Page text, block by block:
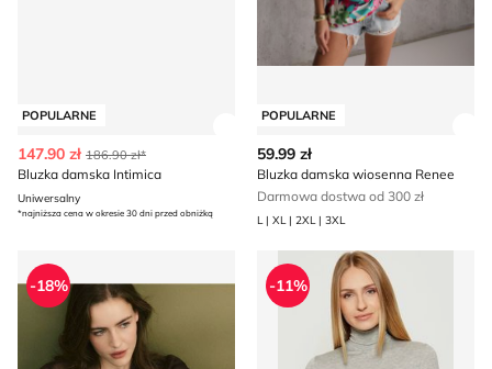
POPULARNE
147.90 zł 186.90 zł*
Bluzka damska Intimica
Uniwersalny
*najniższa cena w okresie 30 dni przed obniżką
POPULARNE
59.99 zł
Bluzka damska wiosenna Renee
Darmowa dostwa od 300 zł
L | XL | 2XL | 3XL
Bluzka damska jesienna Reserved
-18%
Bluzka damska Tommy
-11%